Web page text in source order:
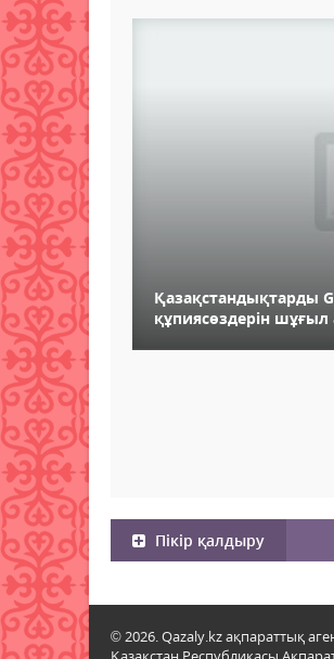
Қазақстандықтарды
құпиясөздерін
Пікір қалдыру
© 2026. Qazaly.kz ақпараттық